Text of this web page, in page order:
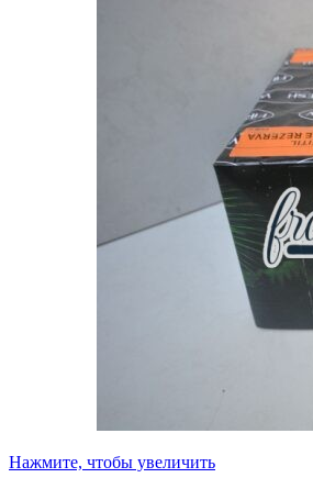
Нажмите, чтобы увеличить